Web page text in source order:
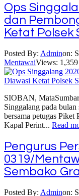
Ops
dan
Ketat Polsek
Posted By: Adminon:
MentawaiViews: 1,359
SIOBAN,
Singgalang pada
bersama petugas Piket
Kapal Perint... Read
Pengurus
0319/
Sembako
Posted By: Adminon: